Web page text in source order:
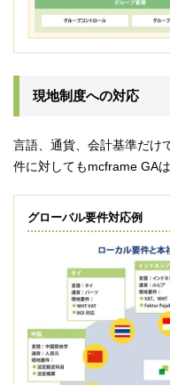
現地制度への対応
言語、通貨、会計基準だけ
件に対してもmcframe GA
グローバル要件対応例